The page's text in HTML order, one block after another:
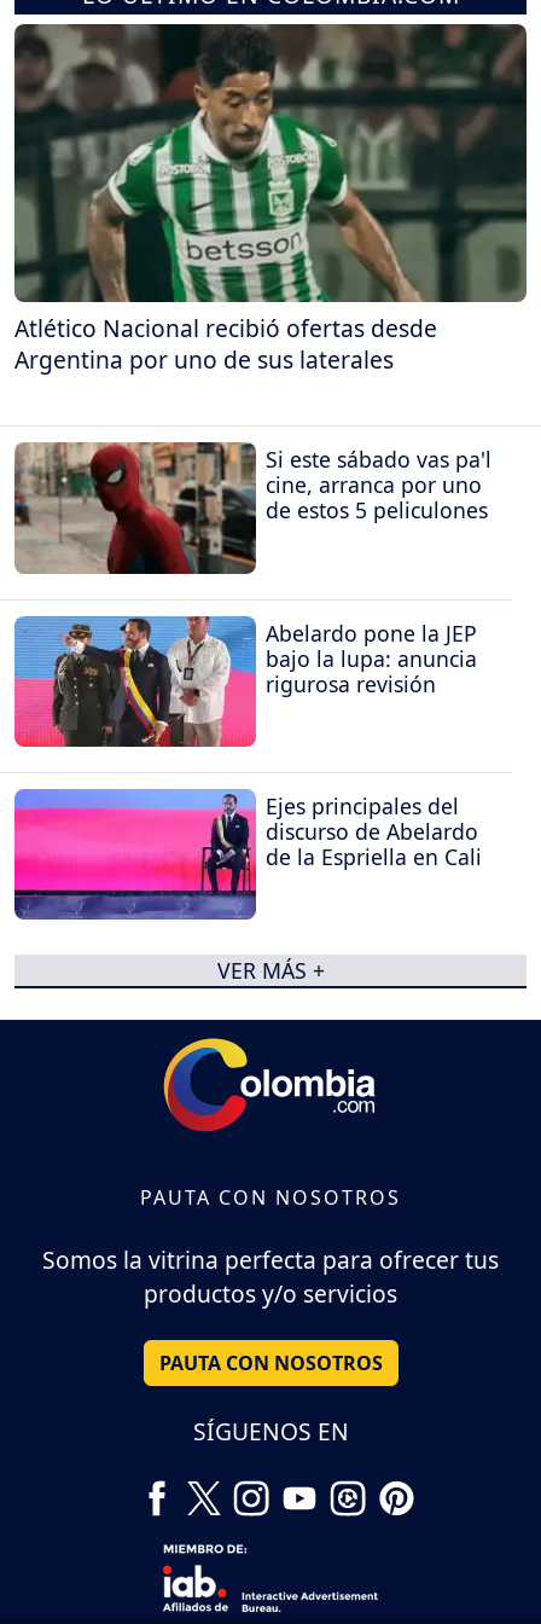
Atlético Nacional recibió ofertas desde
Argentina por uno de sus laterales
Si este sábado vas pa'l
cine, arranca por uno
de estos 5 peliculones
Abelardo pone la JEP
bajo la lupa: anuncia
rigurosa revisión
Ejes principales del
discurso de Abelardo
de la Espriella en Cali
VER MÁS +
PAUTA CON NOSOTROS
Somos la vitrina perfecta para ofrecer tus
productos y/o servicios
PAUTA CON NOSOTROS
SÍGUENOS EN